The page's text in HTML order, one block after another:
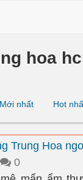
hoa
Mới nhất Hot
Trung Hoa
0